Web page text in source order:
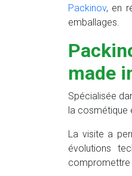
Packinov, en
emballages.
made
Spécialisée
la cosmétique
La visite a
évolutions
compromettre